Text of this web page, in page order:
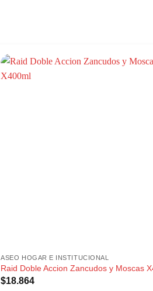
ASEO HOGAR E INSTITUCIONAL
Raid Doble Accion Zancudos y Moscas
$18.864